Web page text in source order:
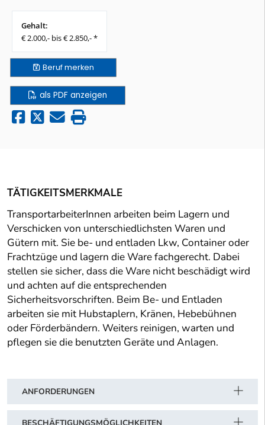
Gehalt:
€ 2.000,- bis € 2.850,- *
Berufmerken
als PDF anzeigen
TÄTIGKEITSMERKMALE
TransportarbeiterInnen arbeiten beim Lagern und
Verschicken von unterschiedlichsten Waren und
Gütern mit. Sie be- und entladen Lkw, Container oder
Frachtzüge und lagern die Ware fachgerecht. Dabei
stellen sie sicher, dass die Ware nicht beschädigt wird
und achten auf die entsprechenden
Sicherheitsvorschriften. Beim Be- und Entladen
arbeiten sie mit Hubstaplern, Kränen, Hebebühnen
oder Förderbändern. Weiters reinigen, warten und
pflegen sie die benutzten Geräte und Anlagen.
ANFORDERUNGEN